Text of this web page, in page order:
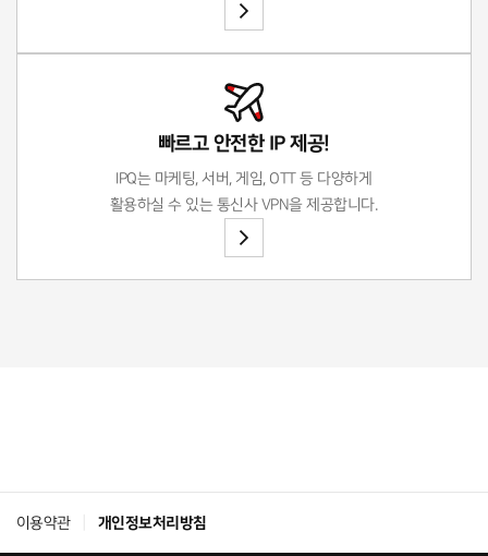
빠르고 안전한 IP 제공!
IPQ는 마케팅, 서버, 게임, OTT 등 다양하게
활용하실 수 있는 통신사 VPN을 제공합니다.
이용약관 개인정보처리방침